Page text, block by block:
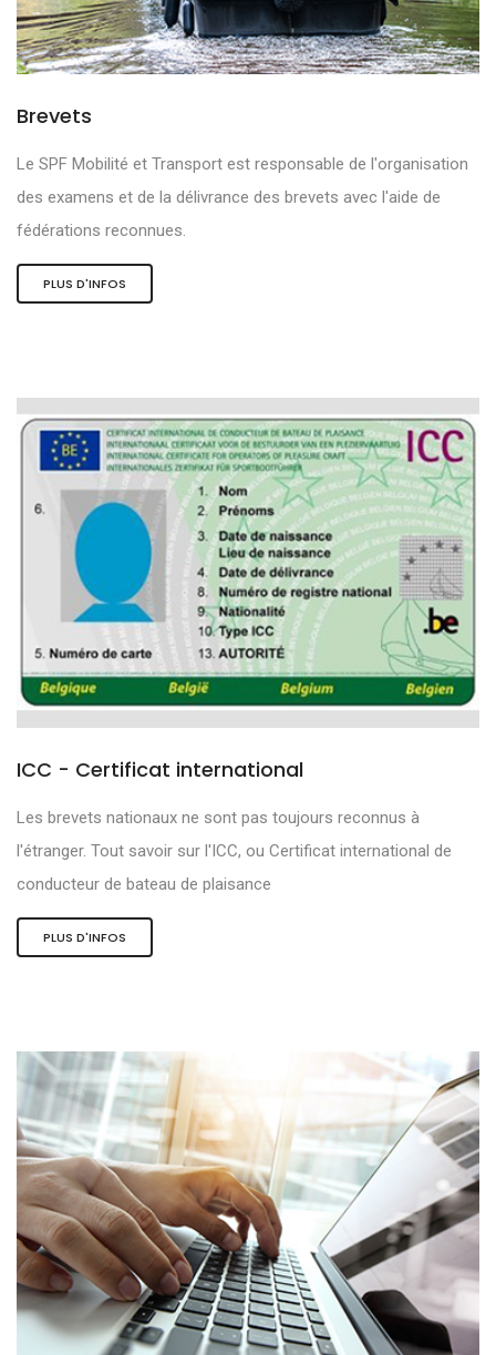
Brevets
Le SPF Mobilité et Transport est responsable de l'organisation
des examens et de la délivrance des brevets avec l'aide de
fédérations reconnues.
PLUS D'INFOS
ICC - Certificat international
Les brevets nationaux ne sont pas toujours reconnus à
l'étranger. Tout savoir sur l'ICC, ou Certificat international de
conducteur de bateau de plaisance
PLUS D'INFOS